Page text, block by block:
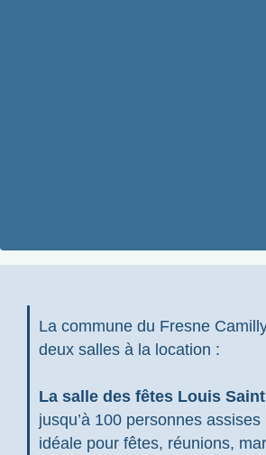
La commune du Fresne
deux salles à la location :
La salle des fêtes Louis
jusqu’à 100 personnes
idéale pour fêtes, réunions,